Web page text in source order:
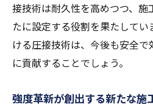
接技術は耐久性を高めつつ、
たに設定する役割を果たして
ける圧接技術は、今後も安全
に貢献することでしょう。
強度革新が創出する新たな施